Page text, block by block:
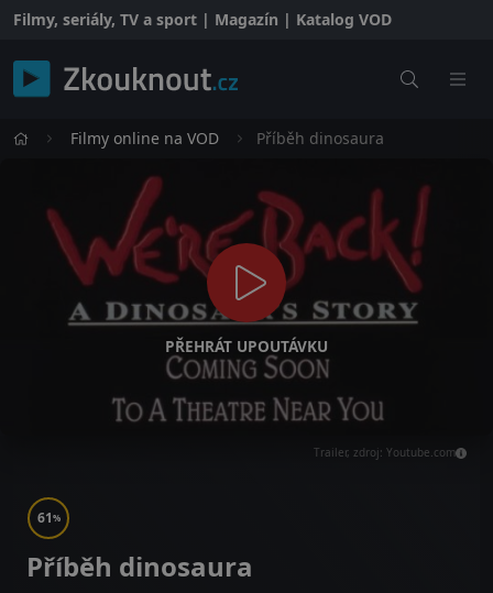
Filmy, seriály, TV a sport | Magazín | Katalog VOD
Filmy online na VOD Příběh dinosaura
PŘEHRÁT UPOUTÁVKU
Trailer, zdroj: Youtube.com
61%
Příběh dinosaura